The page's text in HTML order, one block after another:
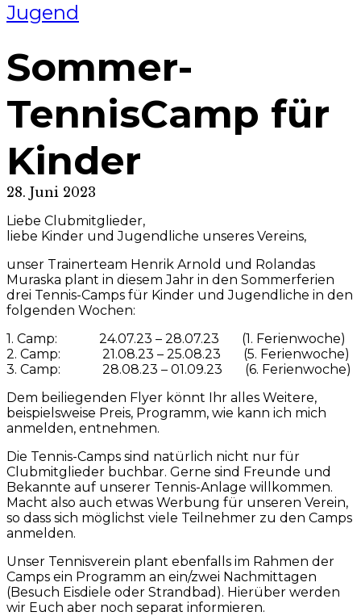
Jugend
Sommer-
TennisCamp für
Kinder
28. Juni 2023
Liebe Clubmitglieder,
liebe Kinder und Jugendliche unseres Vereins,
unser Trainerteam Henrik Arnold und Rolandas
Muraska plant in diesem Jahr in den Sommerferien
drei Tennis-Camps für Kinder und Jugendliche in den
folgenden Wochen:
1. Camp: 24.07.23 – 28.07.23 (1. Ferienwoche)
2. Camp: 21.08.23 – 25.08.23 (5. Ferienwoche)
3. Camp: 28.08.23 – 01.09.23 (6. Ferienwoche)
Dem beiliegenden Flyer könnt Ihr alles Weitere,
beispielsweise Preis, Programm, wie kann ich mich
anmelden, entnehmen.
Die Tennis-Camps sind natürlich nicht nur für
Clubmitglieder buchbar. Gerne sind Freunde und
Bekannte auf unserer Tennis-Anlage willkommen.
Macht also auch etwas Werbung für unseren Verein,
so dass sich möglichst viele Teilnehmer zu den Camps
anmelden.
Unser Tennisverein plant ebenfalls im Rahmen der
Camps ein Programm an ein/zwei Nachmittagen
(Besuch Eisdiele oder Strandbad). Hierüber werden
wir Euch aber noch separat informieren.